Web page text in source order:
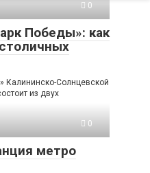
0
Победы»: как
Калининско-Солнцевской
из двух
0
метро